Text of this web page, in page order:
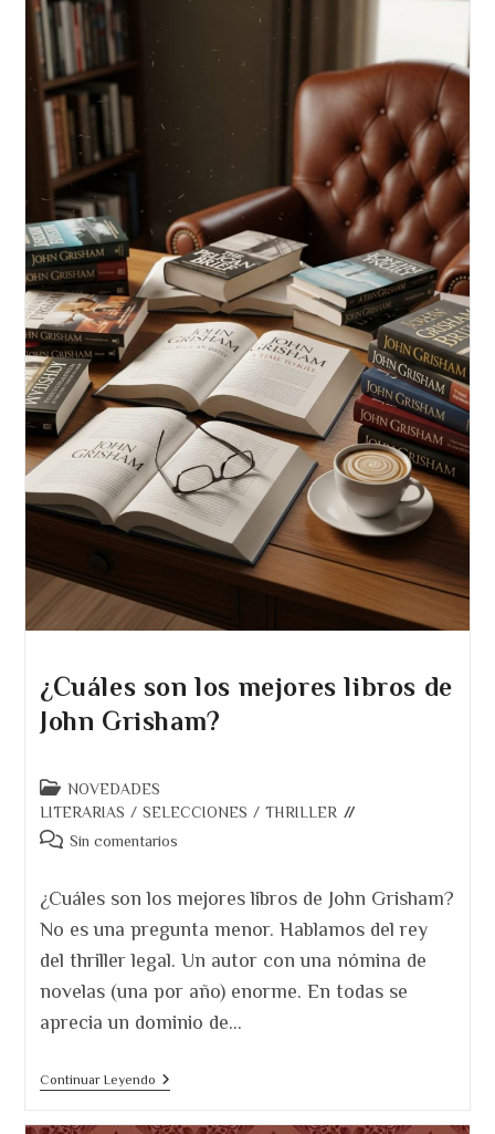
¿Cuáles son los mejores libros de
John Grisham?
Categoría
de
la
NOVEDADES
LITERARIAS / SELECCIONES / THRILLER
Comentarios
entrada:
Sin comentarios
¿Cuáles son los mejores libros de John Grisham?
No es una pregunta menor. Hablamos del rey
del thriller legal. Un autor con una nómina de
novelas (una por año) enorme. En todas se
aprecia un dominio de…
Continuar Leyendo¿Cuáles